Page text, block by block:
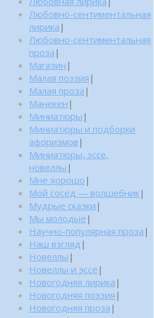
Любовно-сентиментальная
лирика |
Любовно-сентиментальная
проза |
Магазин |
Малая поэзия |
Малая проза |
Манекен |
Миниатюры |
Миниатюры и подборки
афоризмов |
Миниатюры, эссе,
новеллы |
Мне хорошо |
Мой сосед — волшебник|
Мудрые сказки |
Мы молодые |
Научно-популярная проза |
Наш взгляд |
Новеллы |
Новеллы и эссе |
Новогодняя лирика |
Новогодняя поэзия |
Новогодняя проза |